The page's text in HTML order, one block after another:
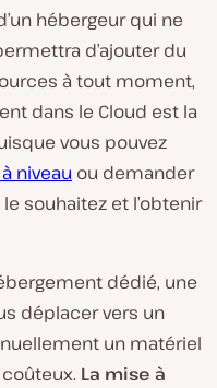
hébergeur qui ne
d’ajouter du
à tout moment,
dans le Cloud est la
vous pouvez
niveau ou demander
souhaitez et l’obtenir
dédié, une
déplacer vers un
un matériel
La mise à